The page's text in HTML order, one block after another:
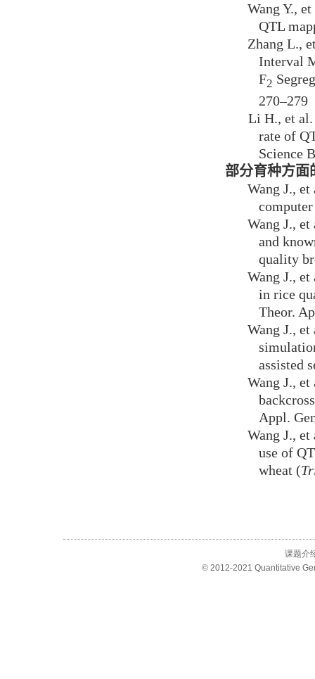
Wang Y.,
QTL
Zhang L.,
Interval
F2
270–279
Li H., et
rate of
Science
部分育种方面
Wang J.,
Wang J.,
and
quality
Wang J.,
in rice
Theor.
Wang J.,
assisted
Wang J.,
Appl.
Wang J.,
use of
wheat (
课题介
© 2012-2021 Quantitative